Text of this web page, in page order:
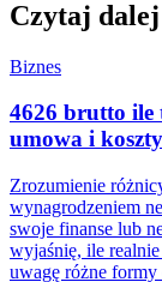
Czytaj dalej
Biznes
4626 brutto ile
umowa i koszty
Zrozumienie
wynagrodzeniem
swoje finanse lub
wyjaśnię, ile
uwagę różne formy